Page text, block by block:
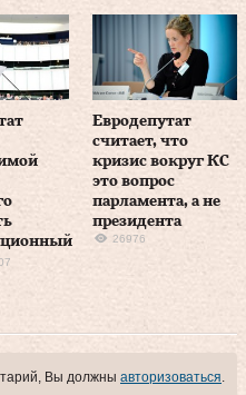
Евродепутат
считает, что
кризис вокруг КС
это вопрос
парламента, а не
президента
26976
Вы должны авторизоваться.